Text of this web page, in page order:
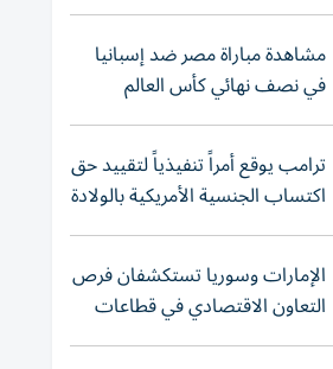
مشاهدة مباراة مصر ضد إسبانيا
في نصف نهائي كأس العالم
لناشئات اليد 2026
ترامب يوقع أمراً تنفيذياً لتقييد حق
اكتساب الجنسية الأمريكية بالولادة
الإمارات وسوريا تستكشفان فرص
التعاون الاقتصادي في قطاعات
حيوية